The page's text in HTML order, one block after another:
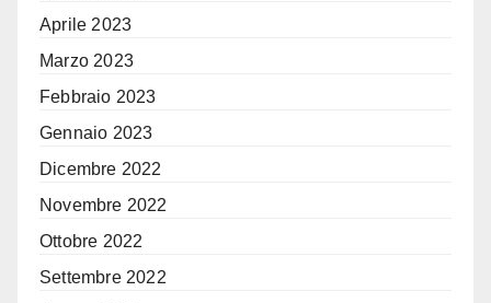
Aprile 2023
Marzo 2023
Febbraio 2023
Gennaio 2023
Dicembre 2022
Novembre 2022
Ottobre 2022
Settembre 2022